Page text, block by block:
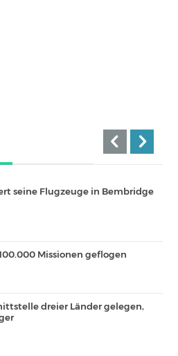
seine Flugzeuge in Bembridge
Missionen geflogen
dreier Länder gelegen,